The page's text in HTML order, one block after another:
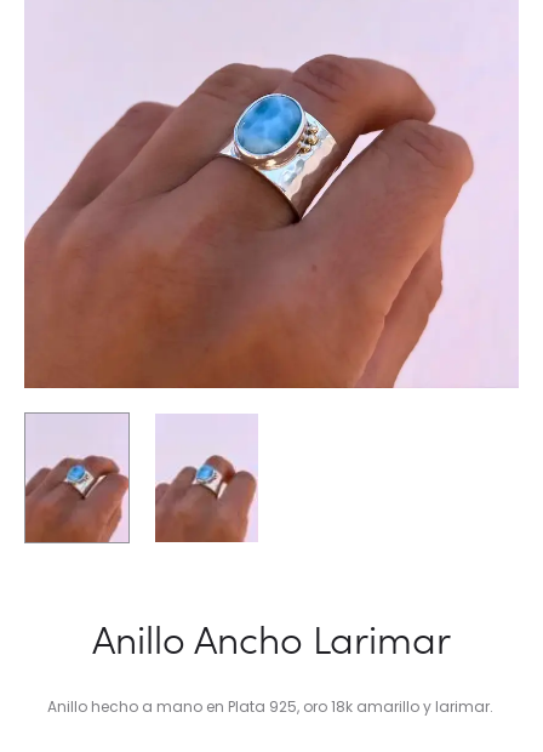
Anillo Ancho Larimar
Anillo hecho a mano en Plata 925, oro 18k amarillo y larimar.